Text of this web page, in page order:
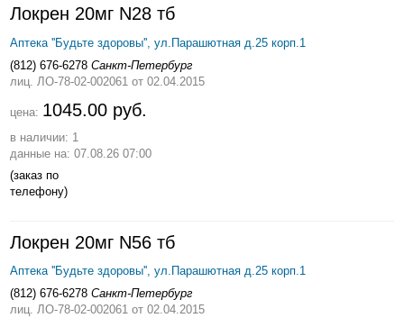
Локрен 20мг N28 тб
Аптека ''Будьте здоровы'', ул.Парашютная д.25 корп.1
(812) 676-6278 Санкт-Петербург
лиц. ЛО-78-02-002061 от 02.04.2015
цена: 1045.00 руб.
в наличии: 1
данные на: 07.08.26 07:00
(заказ по
телефону)
Локрен 20мг N56 тб
Аптека ''Будьте здоровы'', ул.Парашютная д.25 корп.1
(812) 676-6278 Санкт-Петербург
лиц. ЛО-78-02-002061 от 02.04.2015